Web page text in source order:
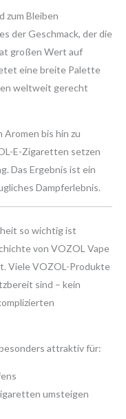
zum Bleiben
der Geschmack, der die
großen Wert auf
eine breite Palette
weltweit gerecht
bis hin zu
E-Zigaretten setzen
Das Ergebnis ist ein
Dampferlebnis.
so wichtig ist
von VOZOL Vape
Viele VOZOL-Produkte
sind – kein
attraktiv für:
umsteigen